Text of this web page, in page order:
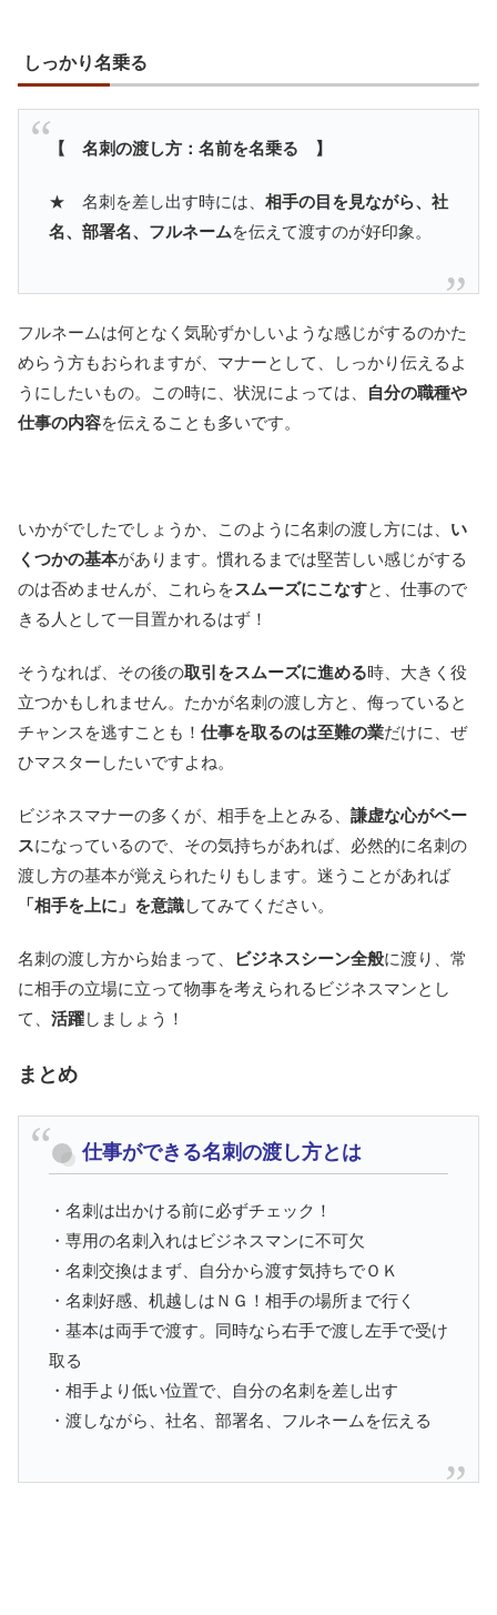
しっかり名乗る
【 名刺の渡し方：名前を名乗る 】
★ 名刺を差し出す時には、 相手の目を見ながら、社
名、部署名、フルネームを伝えて渡すのが好印象。
フルネームは何となく気恥ずかしいような感じがするのかた
めらう方もおられますが、マナーとして、しっかり伝えるよ
うにしたいもの。この時に、状況によっては、
自分の職種や
仕事の内容を伝えることも多いです。
いかがでしたでしょうか、このように名刺の渡し方には、 い
くつかの基本があります。慣れるまでは堅苦しい感じがする
のは否めませんが、これらをスムーズにこなすと、仕事ので
きる人として一目置かれるはず！
そうなれば、その後の取引をスムーズに進める時、大きく役
立つかもしれません。たかが名刺の渡し方と、侮っていると
チャンスを逃すことも！ 仕事を取るのは至難の業だけに、ぜ
ひマスターしたいですよね。
ビジネスマナーの多くが、相手を上とみる、 謙虚な心がベー
スになっているので、その気持ちがあれば、必然的に名刺の
渡し方の基本が覚えられたりもします。迷うことがあれば
「相手を上に」を意識してみてください。
名刺の渡し方から始まって、 ビジネスシーン全般に渡り、常
に相手の立場に立って物事を考えられるビジネスマンとし
て、 活躍しましょう！
まとめ
仕事ができる名刺の渡し方とは
・名刺は出かける前に必ずチェック！
・専用の名刺入れはビジネスマンに不可欠
・名刺交換はまず、自分から渡す気持ちでＯＫ
・名刺好感、机越しはＮＧ！相手の場所まで行く
・基本は両手で渡す。同時なら右手で渡し左手で受け
取る
・相手より低い位置で、自分の名刺を差し出す
・渡しながら、社名、部署名、フルネームを伝える